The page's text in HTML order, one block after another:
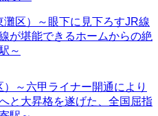
区）～眼下に見下ろすJR線
が堪能できるホームからの絶
～